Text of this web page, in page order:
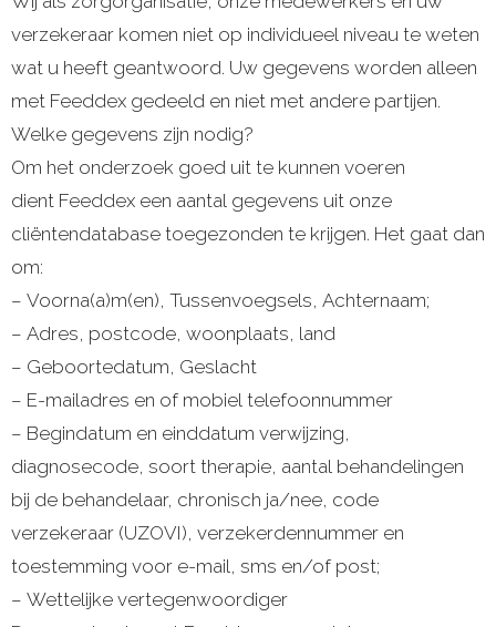
verzekeraar komen niet op individueel niveau te weten
wat u heeft geantwoord. Uw gegevens worden alleen
met Feeddex gedeeld en niet met andere partijen.
Welke gegevens zijn nodig?
Om het onderzoek goed uit te kunnen voeren
dient Feeddex een aantal gegevens uit onze
cliëntendatabase toegezonden te krijgen. Het gaat dan
om:
– Voorna(a)m(en), Tussenvoegsels, Achternaam;
– Adres, postcode, woonplaats, land
– Geboortedatum, Geslacht
– E-mailadres en of mobiel telefoonnummer
– Begindatum en einddatum verwijzing,
diagnosecode, soort therapie, aantal behandelingen
bij de behandelaar, chronisch ja/nee, code
verzekeraar (UZOVI), verzekerdennummer en
toestemming voor e-mail, sms en/of post;
– Wettelijke vertegenwoordiger